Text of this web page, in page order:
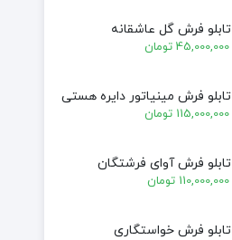
تابلو فرش گل عاشقانه
45,000,000 تومان
تابلو فرش مینیاتور دایره هستی
115,000,000 تومان
تابلو فرش آوای فرشتگان
110,000,000 تومان
تابلو فرش خواستگاری